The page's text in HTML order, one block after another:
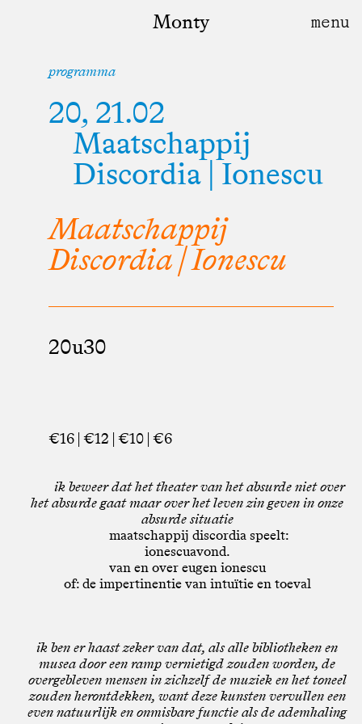
Monty
programma
20, 21.02
Maatschappij
Discordia | Ionescu
Maatschappij
Discordia | Ionescu
20u30
€16 | €12 | €10 | €6
ik beweer dat het theater van het absurde niet over
het absurde gaat maar over het leven zin geven in onze
absurde situatie
maatschappij discordia speelt:
ionescuavond.
van en over eugen ionescu
of: de impertinentie van intuïtie en toeval
ik ben er haast zeker van dat, als alle bibliotheken en
musea door een ramp vernietigd zouden worden, de
overgebleven mensen in zichzelf de muziek en het toneel
zouden herontdekken, want deze kunsten vervullen een
even natuurlijk en onmisbare functie als de ademhaling